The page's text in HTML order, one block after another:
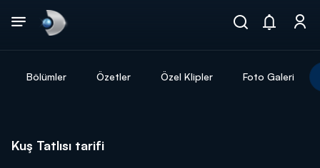
Bölümler Özetler Özel Klipler Foto Galeri
Kuş Tatlısı tarifi